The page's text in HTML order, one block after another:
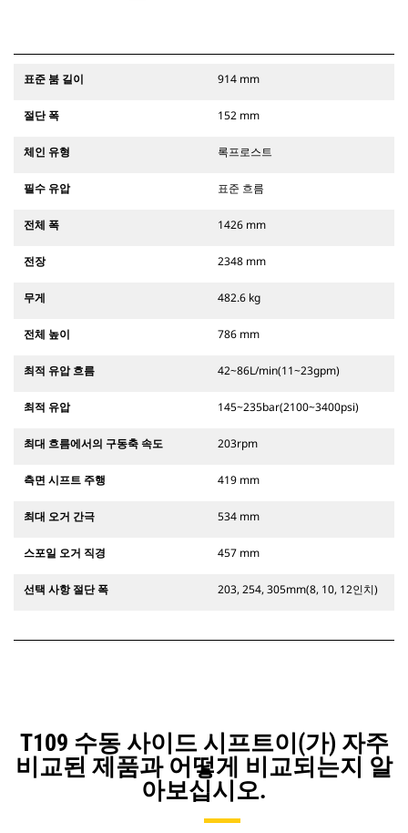
표준 붐 길이 914 mm
절단 폭 152 mm
체인 유형 록프로스트
필수 유압 표준 흐름
전체 폭 1426 mm
전장 2348 mm
무게 482.6 kg
전체 높이 786 mm
최적 유압 흐름 42~86L/min(11~23gpm)
최적 유압 145~235bar(2100~3400psi)
최대 흐름에서의 구동축 속도 203rpm
측면 시프트 주행 419 mm
최대 오거 간극 534 mm
스포일 오거 직경 457 mm
선택 사항 절단 폭 203, 254, 305mm(8, 10, 12인치)
T109 수동 사이드 시프트이(가) 자주
비교된 제품과 어떻게 비교되는지 알
아보십시오.